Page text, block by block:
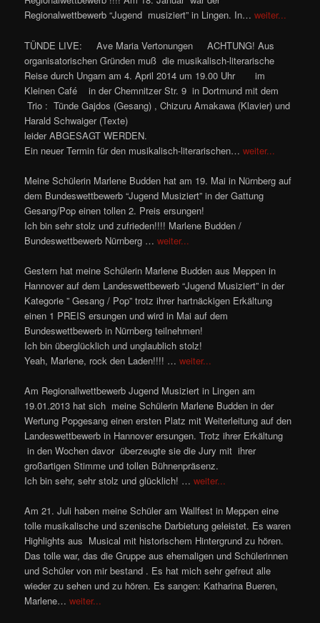
Regionalwettbewerb “Jugend musiziert” in Lingen. In…weiter...
TÜNDE LIVE:Ave Maria Vertonungen ACHTUNG! Aus
organisatorischen Gründen muß die musikalisch-literarische
Reise durch Ungarn am 4. April 2014 um 19.00 Uhr im
Kleinen Café in der Chemnitzer Str. 9 in Dortmund mit dem
Trio : Tünde Gajdos (Gesang) , Chizuru Amakawa (Klavier) und
Harald Schwaiger (Texte)
leider ABGESAGT WERDEN.
Ein neuer Termin für den musikalisch-literarischen…weiter...
Meine Schülerin Marlene Budden hat am 19. Mai in Nürnberg auf
dem Bundeswettbewerb “Jugend Musiziert” in der Gattung
Gesang/Pop einen tollen 2. Preis ersungen!
Ich bin sehr stolz und zufrieden!!!! Marlene Budden /
Bundeswettbewerb Nürnberg …weiter...
Gestern hat meine Schülerin Marlene Budden aus Meppen in
Hannover auf dem Landeswettbewerb “Jugend Musiziert” in der
Kategorie ” Gesang / Pop” trotz ihrer hartnäckigen Erkältung
einen 1 PREIS ersungen und wird in Mai auf dem
Bundeswettbewerb in Nürnberg teilnehmen!
Ich bin überglücklich und unglaublich stolz!
Yeah, Marlene, rock den Laden!!!! …weiter...
Am Regionallwettbewerb Jugend Musiziert in Lingen am
19.01.2013 hat sich meine Schülerin Marlene Budden in der
Wertung Popgesang einen ersten Platz mit Weiterleitung auf den
Landeswettbewerb in Hannover ersungen. Trotz ihrer Erkältung
in den Wochen davor überzeugte sie die Jury mit ihrer
großartigen Stimme und tollen Bühnenpräsenz.
Ich bin sehr, sehr stolz und glücklich! …weiter...
Am 21. Juli haben meine Schüler am Wallfest in Meppen eine
tolle musikalische und szenische Darbietung geleistet. Es waren
Highlights aus Musical mit historischem Hintergrund zu hören.
Das tolle war, das die Gruppe aus ehemaligen und Schülerinnen
und Schüler von mir bestand . Es hat mich sehr gefreut alle
wieder zu sehen und zu hören. Es sangen: Katharina Bueren,
Marlene…weiter...